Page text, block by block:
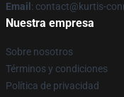
Email : contact@kurtis-
Nuestra empresa
Sobre nosotros
Términos y condiciones
Política de privacidad